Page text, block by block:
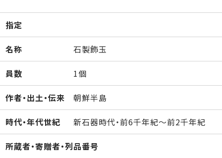
指定
名称 石製飾玉
員数 1個
作者・出土・伝来 朝鮮半島
時代・年代世紀 新石器時代・前6千年紀～前2千年紀
所蔵者・寄贈者・列品番号